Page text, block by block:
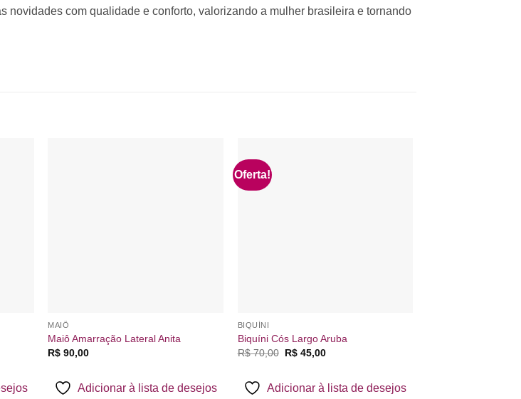
com qualidade e conforto, valorizando a mulher brasileira e tornando
MAIÔ
Maiô Amarração Lateral Anita
R$ 90,00
Adicionar à lista de desejos
Oferta!
BIQUÍNI
Biquíni Cós Largo Aruba
R$70,00 O
era:
R$ 70,00.
R$45,00O
é:
R$ 45,00.
Adicionar à lista de desejos